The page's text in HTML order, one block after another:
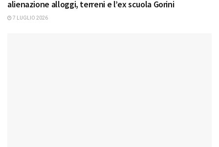
alienazione alloggi, terreni e l’ex scuola Gorini
7 LUGLIO 2026